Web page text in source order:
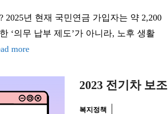
년 현재 국민연금 가입자는 약 2,200
‘의무 납부 제도’가 아니라, 노후 생활
more
2023 전기차 보
복지정책